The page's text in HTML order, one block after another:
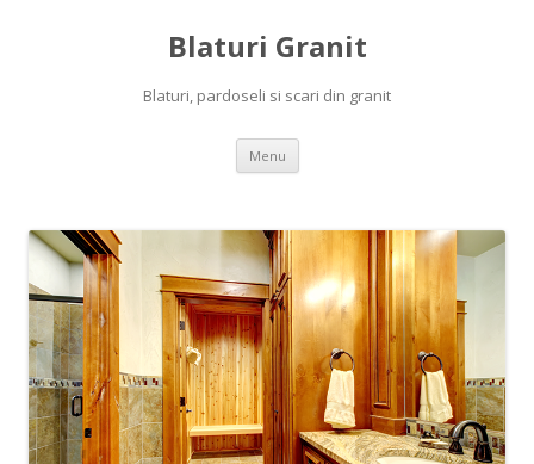
Blaturi Granit
Blaturi, pardoseli si scari din granit
Menu Skip to content